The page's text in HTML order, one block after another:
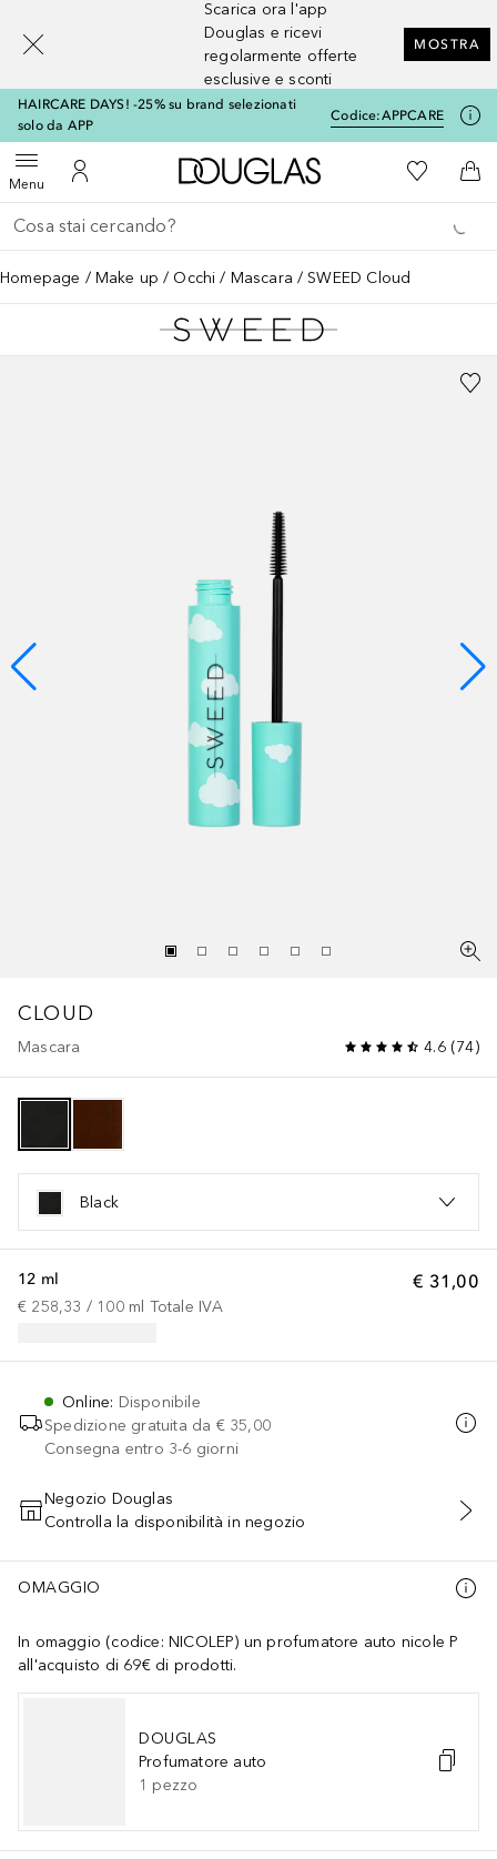
Scarica ora l'app
Douglas e ricevi
regolarmente offerte
esclusive e sconti
MOSTRA
HAIRCARE DAYS! -25% su brand selezionati
solo da APP
Codice:APPCARE
MenuApri menuAl Mio Account
A Douglas HomeAlla Mia
Al
Torna indietro
Esegui ricerca
Homepage Make up Occhi Mascara SWEED Cloud
CLOUD
Mascara 4.6(74)
Black
€ 31,00
12 ml
€ 258,33 / 100 ml Totale IVA
Online: Disponibile
Spedizione gratuita da € 35,00
Consegna entro 3-6 giorni
AGGIUNGI AL CARRELLO
Negozio Douglas
Controlla la disponibilità in negozio
OMAGGIO
In omaggio (codice: NICOLEP) un profumatore auto nicole P
all'acquisto di 69€ di prodotti.
DOUGLAS
Profumatore auto
1 pezzo
[navigation.slideout.screenreader]